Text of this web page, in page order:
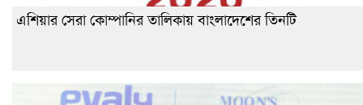
এশিয়ার সেরা কোম্পানির তালিকায় বাংলাদেশের তিনটি